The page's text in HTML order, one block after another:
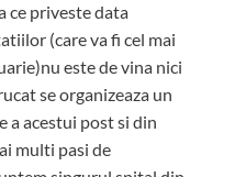
ce priveste data
(care va fi cel mai
este de vina nici
se organizeaza un
a acestui post si din
multi pasi de